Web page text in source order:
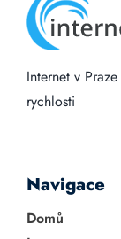
Internet v Praze
rychlosti
Navigace
Domů